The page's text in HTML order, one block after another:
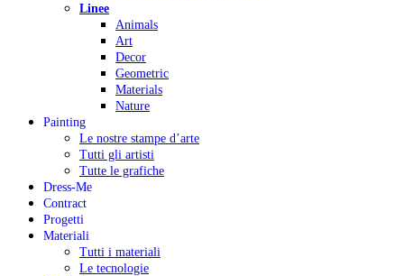
Linee
Animals
Art
Decor
Geometric
Materials
Nature
Painting
Le nostre stampe d’arte
Tutti gli artisti
Tutte le grafiche
Dress-Me
Contract
Progetti
Materiali
Tutti i materiali
Le tecnologie